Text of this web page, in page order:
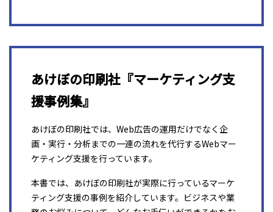
あけぼの印刷社『マーケティング支
援事例集』
あけぼの印刷社では、Web広告の運用だけでなく企
画・実行・分析までの一連の流れを代行するWebマー
ケティング支援を行っています。
本書では、あけぼの印刷社が実際に行っているマーケ
ティング支援の事例を紹介しています。ビジネスや業